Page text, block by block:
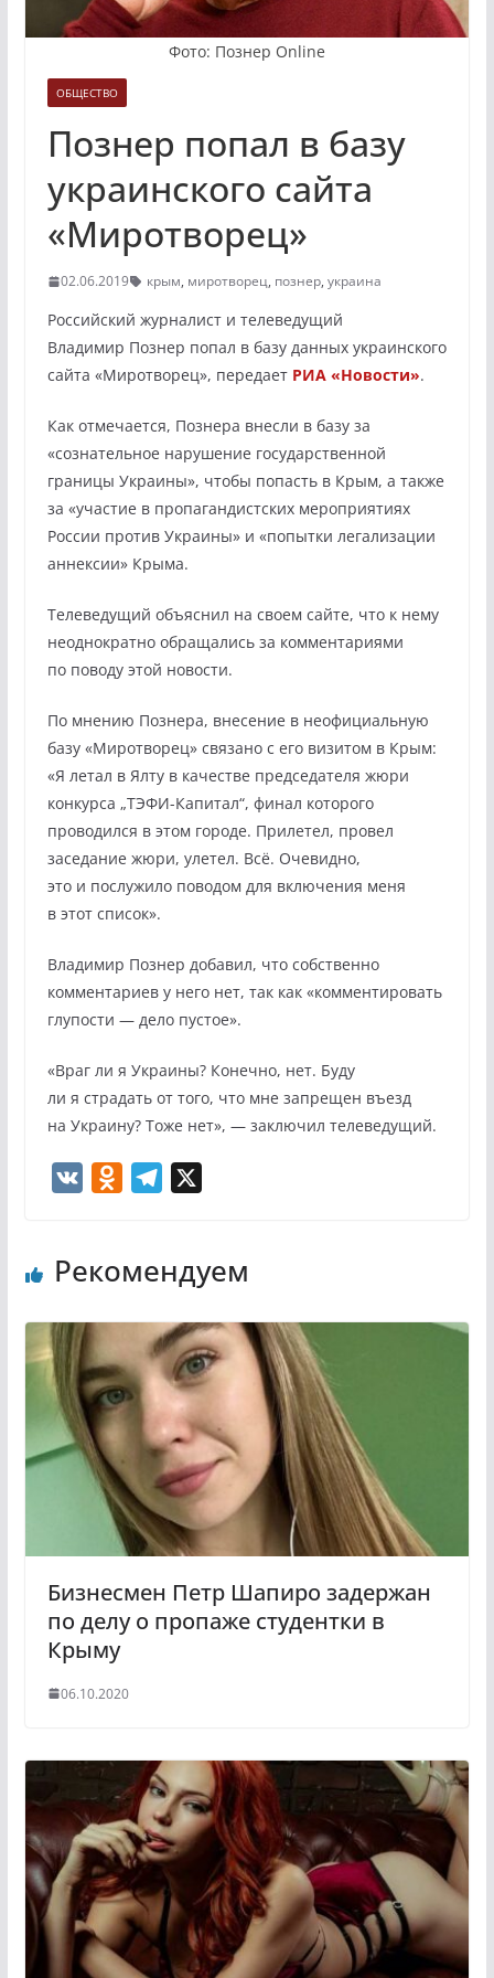
Фото: Познер Online
ОБЩЕСТВО
Познер попал в базу
украинского сайта
«Миротворец»
02.06.2019 крым, миротворец, познер, украина
Российский журналист и телеведущий
Владимир Познер попал в базу данных украинского
сайта «Миротворец», передает РИА «Новости».
Как отмечается, Познера внесли в базу за
«сознательное нарушение государственной
границы Украины», чтобы попасть в Крым, а также
за «участие в пропагандистских мероприятиях
России против Украины» и «попытки легализации
аннексии» Крыма.
Телеведущий объяснил на своем сайте, что к нему
неоднократно обращались за комментариями
по поводу этой новости.
По мнению Познера, внесение в неофициальную
базу «Миротворец» связано с его визитом в Крым:
«Я летал в Ялту в качестве председателя жюри
конкурса „ТЭФИ-Капитал“, финал которого
проводился в этом городе. Прилетел, провел
заседание жюри, улетел. Всё. Очевидно,
это и послужило поводом для включения меня
в этот список».
Владимир Познер добавил, что собственно
комментариев у него нет, так как «комментировать
глупости — дело пустое».
«Враг ли я Украины? Конечно, нет. Буду
ли я страдать от того, что мне запрещен въезд
на Украину? Тоже нет», — заключил телеведущий.
o
a
s
s
n
i
k
i
e
r
a
m
Рекомендуем
Бизнесмен Петр Шапиро задержан
по делу о пропаже студентки в
Крыму
06.10.2020